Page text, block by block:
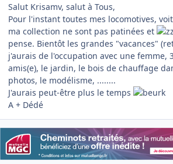
Salut Krisamv, salut à Tous,
Pour l'instant toutes mes locomotives,
ma collection ne sont pas patinées et
pense. Bientôt les grandes "vacances"
j'aurais de l'occupation avec une femme,
amis(e), le jardin, le bois de chauffage
photos, le modélisme, ........
J'aurais peut-être plus le temps
A + Dédé